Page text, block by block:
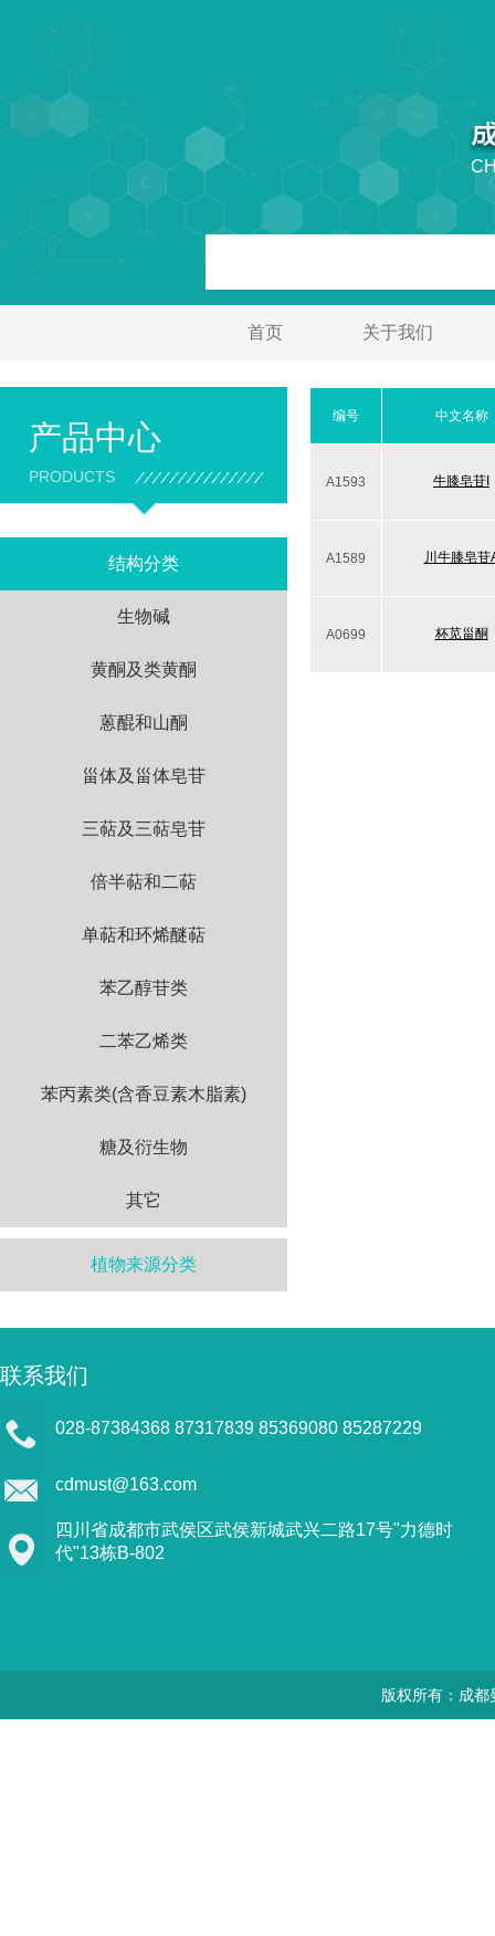
首页 关于我们
产品中心
PRODUCTS
结构分类
生物碱
黄酮及类黄酮
蒽醌和山酮
甾体及甾体皂苷
三萜及三萜皂苷
倍半萜和二萜
单萜和环烯醚萜
苯乙醇苷类
二苯乙烯类
苯丙素类(含香豆素木脂素)
糖及衍生物
其它
植物来源分类
编号 中文名称
A1593 牛膝皂苷I
A1589 川牛膝皂苷
A0699 杯苋甾酮
联系我们
028-87384368 87317839 85369080 85287229
cdmust@163.com
四川省成都市武侯区武侯新城武兴二路17号"力德时
代"13栋B-802
版权所有：成